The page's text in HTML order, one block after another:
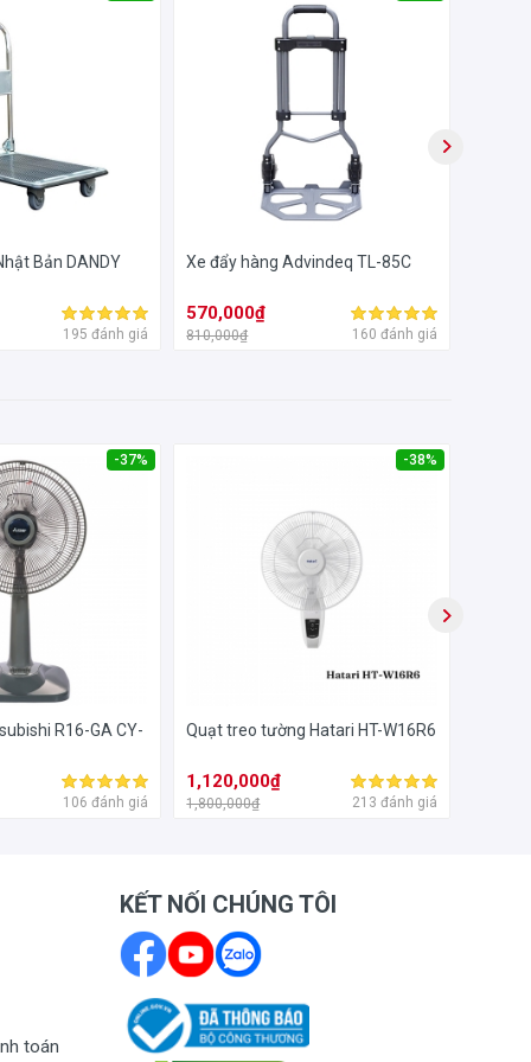
Bản DANDY
195 đánh giá
Xe đẩy hàng Advindeq TL-85C
570,000₫
810,000₫ 160 đánh giá
-37%
R16-GA CY-
106 đánh giá
-38%
Quạt treo tường Hatari HT-W16R6
1,120,000₫
1,800,000₫ 213 đánh giá
toán
KẾT NỐI CHÚNG TÔI